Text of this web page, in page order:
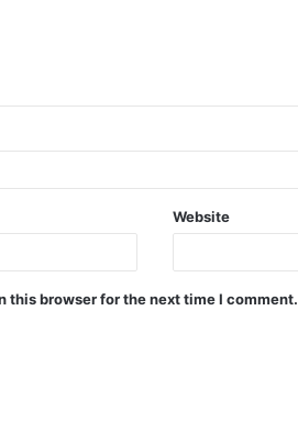
Website
this browser for the next time I comment.